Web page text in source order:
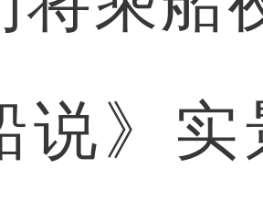
说》